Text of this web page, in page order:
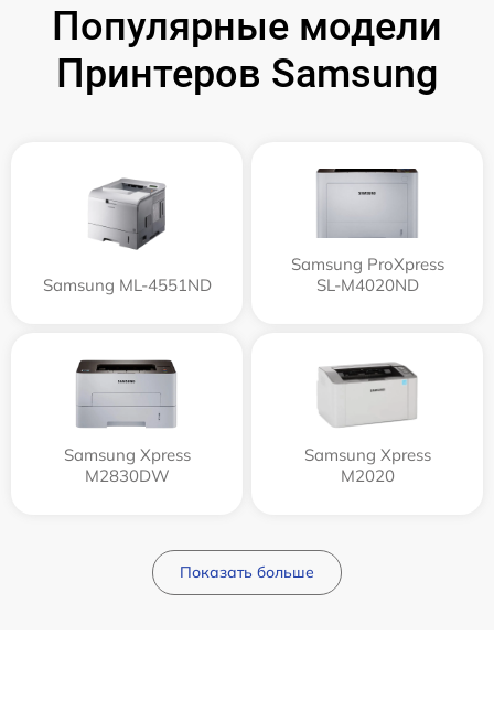
Популярные модели
Принтеров Samsung
Samsung ML-4551ND
Samsung ProXpress
SL-M4020ND
Samsung Xpress
M2830DW
Samsung Xpress
M2020
Показать больше